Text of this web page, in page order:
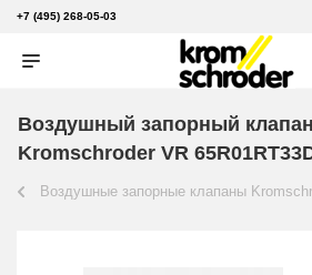
+7 (495) 268-05-03
Воздушный запорный клапан
Kromschroder VR
Воздушные запорные клапаны